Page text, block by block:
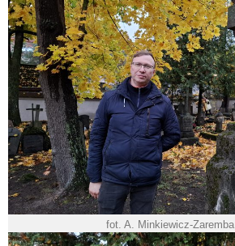
fot. A. Minkiewicz-Zaremba